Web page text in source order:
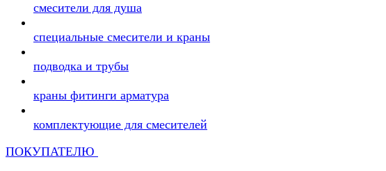
смесители для душа
специальные смесители и краны
подводка и трубы
краны фитинги арматура
комплектующие для смесителей
ПОКУПАТЕЛЮ